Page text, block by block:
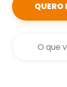
QUERO